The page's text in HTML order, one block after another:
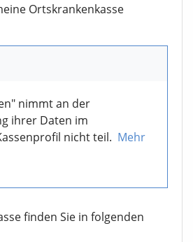
Ortskrankenkasse
nimmt an der
ihrer Daten im
nicht teil. Mehr
finden Sie in folgenden